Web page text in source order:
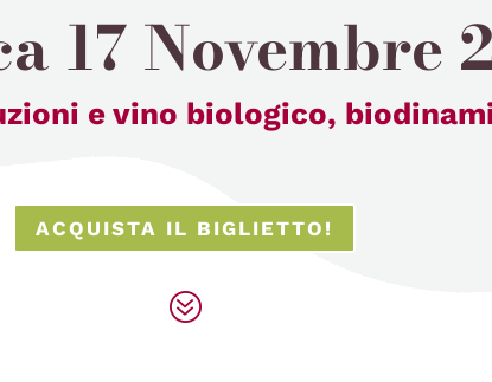
17 Novembre
e vino biologico,
ACQUISTA IL BIGLIETTO!
?